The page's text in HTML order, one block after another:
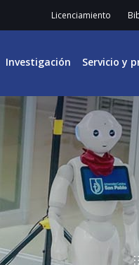
Licenciamiento
Investigación Servicio y